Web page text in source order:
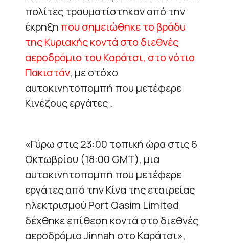
πολίτες τραυματίστηκαν από την
έκρηξη που σημειώθηκε το βράδυ
της Κυριακής κοντά στο διεθνές
αεροδρόμιο του Καράτσι, στο νότιο
Πακιστάν, με στόχο
αυτοκινητοπομπή που μετέφερε
Κινέζους εργάτες .
«Γύρω στις 23:00 τοπική ώρα στις 6
Οκτωβρίου (18:00 GMT), μια
αυτοκινητοπομπή που μετέφερε
εργάτες από την Κίνα της εταιρείας
ηλεκτρισμού Port Qasim Limited
δέχθηκε επίθεση κοντά στο διεθνές
αεροδρόμιο Jinnah στο Καράτσι»,